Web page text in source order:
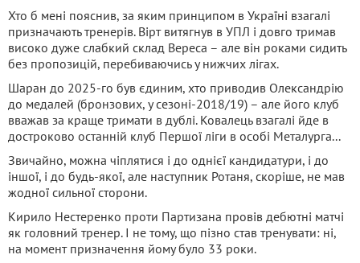
Хто б мені пояснив, за яким принципом в Україні взагалі
призначають тренерів. Вірт витягнув в УПЛ і довго тримав
високо дуже слабкий склад Вереса – але він роками сидить
без пропозицій, перебиваючись у нижчих лігах.
Шаран до 2025-го був єдиним, хто приводив Олександрію
до медалей (бронзових, у сезоні-2018/19) – але його клуб
вважав за краще тримати в дублі. Ковалець взагалі йде в
достроково останній клуб Першої ліги в особі Металурга...
Звичайно, можна чіплятися і до однієї кандидатури, і до
іншої, і до будь-якої, але наступник Ротаня, скоріше, не мав
жодної сильної сторони.
Кирило Нестеренко проти Партизана провів дебютні матчі
як головний тренер. І не тому, що пізно став тренувати: ні,
на момент призначення йому було 33 роки.